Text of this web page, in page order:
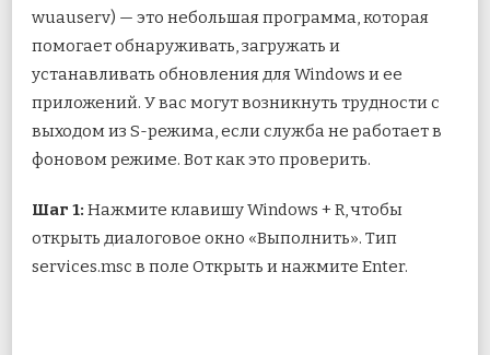
wuauserv) — это небольшая программа, которая
помогает обнаруживать, загружать и
устанавливать обновления для Windows и ее
приложений. У вас могут возникнуть трудности с
выходом из S-режима, если служба не работает в
фоновом режиме. Вот как это проверить.
Шаг 1: Нажмите клавишу Windows + R, чтобы
открыть диалоговое окно «Выполнить». Тип
services.msc в поле Открыть и нажмите Enter.